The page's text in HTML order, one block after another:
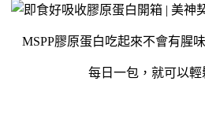
MSPP膠原蛋白吃起來不會有腥
每日一包，就可以